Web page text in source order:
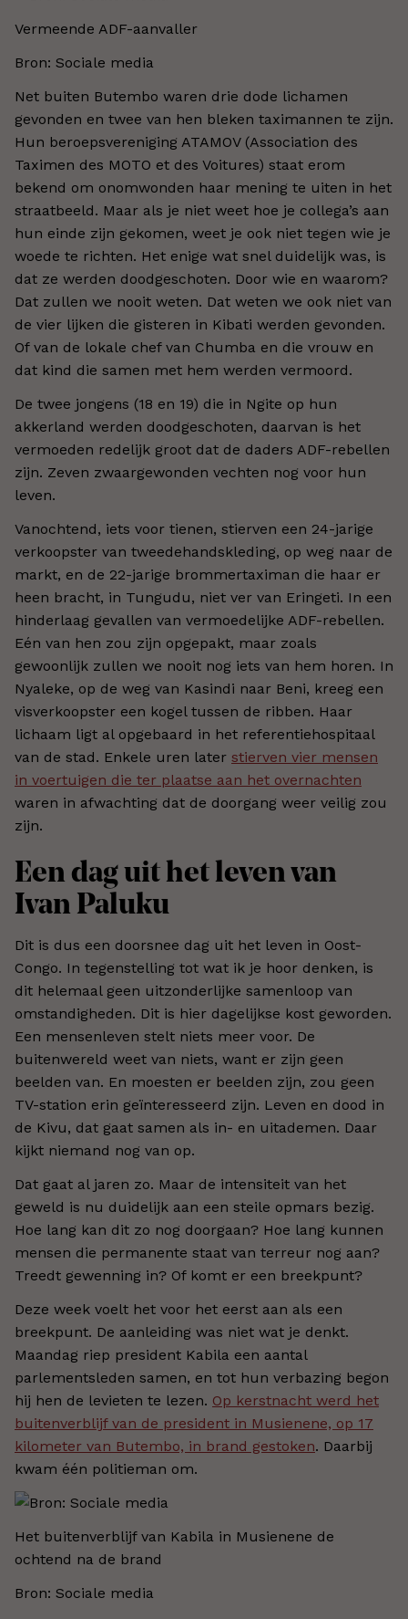
Vermeende ADF-aanvaller
Bron: Sociale media
Net buiten Butembo waren drie dode lichamen
gevonden en twee van hen bleken taximannen te zijn.
Hun beroepsvereniging ATAMOV (Association des
Taximen des MOTO et des Voitures) staat erom
bekend om onomwonden haar mening te uiten in het
straatbeeld. Maar als je niet weet hoe je collega’s aan
hun einde zijn gekomen, weet je ook niet tegen wie je
woede te richten. Het enige wat snel duidelijk was, is
dat ze werden doodgeschoten. Door wie en waarom?
Dat zullen we nooit weten. Dat weten we ook niet van
de vier lijken die gisteren in Kibati werden gevonden.
Of van de lokale chef van Chumba en die vrouw en
dat kind die samen met hem werden vermoord.
De twee jongens (18 en 19) die in Ngite op hun
akkerland werden doodgeschoten, daarvan is het
vermoeden redelijk groot dat de daders ADF-rebellen
zijn. Zeven zwaargewonden vechten nog voor hun
leven.
Vanochtend, iets voor tienen, stierven een 24-jarige
verkoopster van tweedehandskleding, op weg naar de
markt, en de 22-jarige brommertaximan die haar er
heen bracht, in Tungudu, niet ver van Eringeti. In een
hinderlaag gevallen van vermoedelijke ADF-rebellen.
Eén van hen zou zijn opgepakt, maar zoals
gewoonlijk zullen we nooit nog iets van hem horen. In
Nyaleke, op de weg van Kasindi naar Beni, kreeg een
visverkoopster een kogel tussen de ribben. Haar
lichaam ligt al opgebaard in het referentiehospitaal
van de stad. Enkele uren later stierven vier mensen
in voertuigen die ter plaatse aan het overnachten
waren in afwachting dat de doorgang weer veilig zou
zijn.
Een dag uit het leven van
Ivan Paluku
Dit is dus een doorsnee dag uit het leven in Oost-
Congo. In tegenstelling tot wat ik je hoor denken, is
dit helemaal geen uitzonderlijke samenloop van
omstandigheden. Dit is hier dagelijkse kost geworden.
Een mensenleven stelt niets meer voor. De
buitenwereld weet van niets, want er zijn geen
beelden van. En moesten er beelden zijn, zou geen
TV-station erin geïnteresseerd zijn. Leven en dood in
de Kivu, dat gaat samen als in- en uitademen. Daar
kijkt niemand nog van op.
Dat gaat al jaren zo. Maar de intensiteit van het
geweld is nu duidelijk aan een steile opmars bezig.
Hoe lang kan dit zo nog doorgaan? Hoe lang kunnen
mensen die permanente staat van terreur nog aan?
Treedt gewenning in? Of komt er een breekpunt?
Deze week voelt het voor het eerst aan als een
breekpunt. De aanleiding was niet wat je denkt.
Maandag riep president Kabila een aantal
parlementsleden samen, en tot hun verbazing begon
hij hen de levieten te lezen. Op kerstnacht werd het
buitenverblijf van de president in Musienene, op 17
kilometer van Butembo, in brand gestoken. Daarbij
kwam één politieman om.
Het buitenverblijf van Kabila in Musienene de
ochtend na de brand
Bron: Sociale media